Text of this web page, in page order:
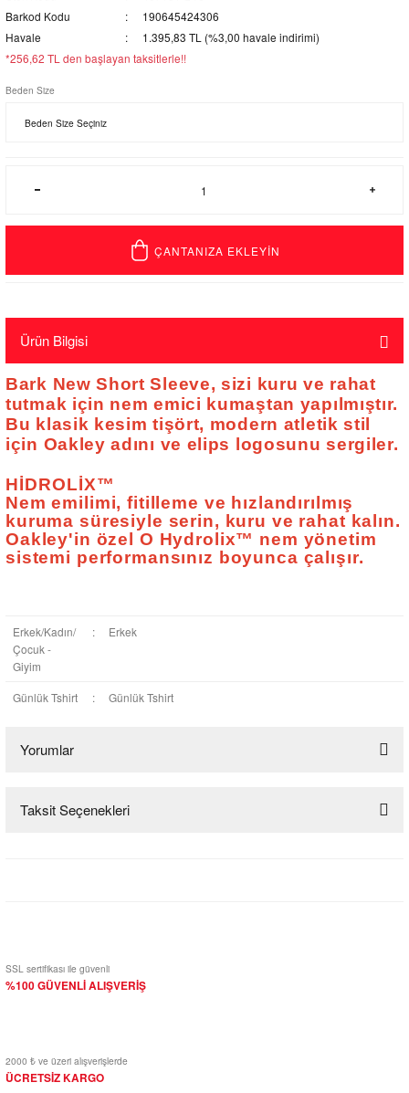
Barkod Kodu
190645424306
Havale
1.395,83 TL (%3,00 havale indirimi)
*256,62 TL den başlayan taksitlerle!!
Beden Size
ÇANTANIZA EKLEYİN
Ürün Bilgisi
Bark New Short Sleeve, sizi kuru ve rahat
tutmak için nem emici kumaştan yapılmıştır.
Bu klasik kesim tişört, modern atletik stil
için Oakley adını ve elips logosunu sergiler.
HIDROLIX™
Nem emilimi, fitilleme ve hızlandırılmış
kuruma süresiyle serin, kuru ve rahat kalın.
Oakley'in özel O Hydrolix™ nem yönetim
sistemi performansınız boyunca çalışır.
Erkek/Kadın/
Çocuk -
Giyim
: Erkek
Günlük Tshirt : Günlük Tshirt
Yorumlar
Bu ürüne ilk yorumu siz yapın!
Taksit Seçenekleri
SSL sertifikası ile güvenli
%100 GÜVENLİ ALIŞVERİŞ
2000 ₺ ve üzeri alışverişlerde
ÜCRETSİZ KARGO